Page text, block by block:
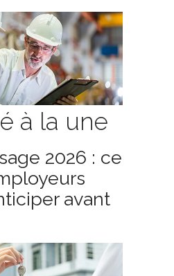
à la une
2026 : ce
avant